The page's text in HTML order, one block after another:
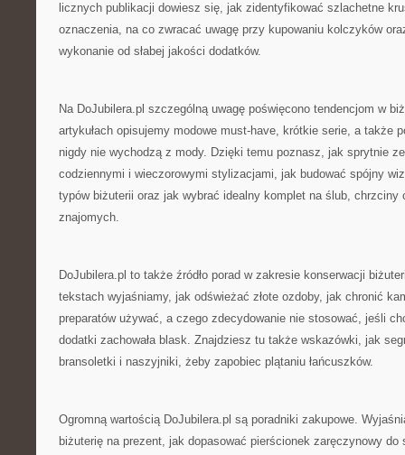
licznych publikacji dowiesz się, jak zidentyfikować szlachetne
oznaczenia, na co zwracać uwagę przy kupowaniu kolczyków
wykonanie od słabej jakości dodatków.
Na DoJubilera.pl szczególną uwagę poświęcono tendencjom w
artykułach opisujemy modowe must-have, krótkie serie, a także
nigdy nie wychodzą z mody. Dzięki temu poznasz, jak sprytnie
codziennymi i wieczorowymi stylizacjami, jak budować spójny
typów biżuterii oraz jak wybrać idealny komplet na ślub, chrzciny
znajomych.
DoJubilera.pl to także źródło porad w zakresie konserwacji
tekstach wyjaśniamy, jak odświeżać złote ozdoby, jak chronić
preparatów używać, a czego zdecydowanie nie stosować, jeśli
dodatki zachowała blask. Znajdziesz tu także wskazówki, jak
bransoletki i naszyjniki, żeby zapobiec plątaniu łańcuszków.
Ogromną wartością DoJubilera.pl są poradniki zakupowe.
biżuterię na prezent, jak dopasować pierścionek zaręczynowy do